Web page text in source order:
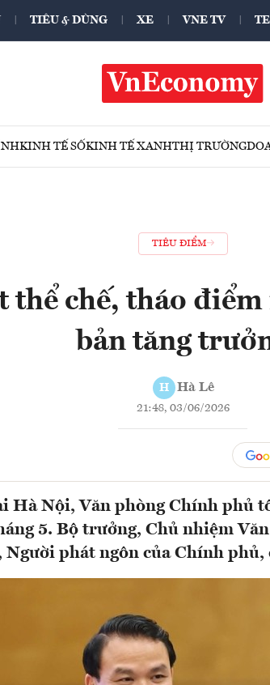
TIÊU & DÙNG XE VNE TV
KINH TẾ SỐKINH TẾ XANHTHỊ TRƯỜNG
TIÊU ĐIỂM
thể chế, tháo
bản tăng
H Hà Lê
21:48, 03/06/2026
Hà Nội, Văn phòng Chính phủ
5. Bộ trưởng, Chủ nhiệm
Người phát ngôn của Chính